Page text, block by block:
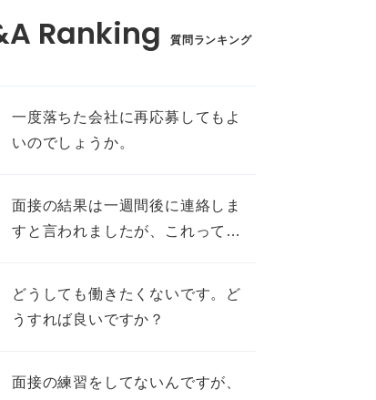
質問ランキング
一度落ちた会社に再応募してもよ
いのでしょうか。
面接の結果は一週間後に連絡しま
すと言われましたが、これって不
どうしても働きたくないです。ど
うすれば良いですか？
面接の練習をしてないんですが、